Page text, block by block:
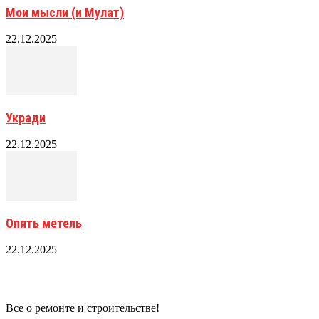
Мои мысли (и Мулат)
22.12.2025
Укради
22.12.2025
Опять метель
22.12.2025
Все о ремонте и строительстве!